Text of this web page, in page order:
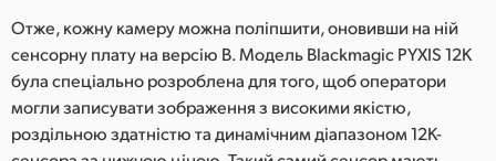
Singapore
Spain
Отже, кожну камеру можна поліпшити, оновивши на ній
сенсорну плату на версію B. Модель Blackmagic PYXIS 12K
була спеціально розроблена для того, щоб оператори
могли записувати зображення з високими якістю,
роздільною здатністю та динамічним діапазоном 12K-